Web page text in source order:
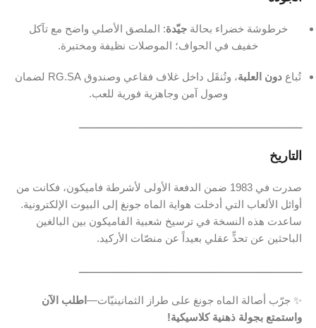
خرطوشة خضراء بحالةجيّدة: الملصق الأصلي واضح مع تآكل
خفيف في الحواف؛ الموصلات نظيفة ومختبرة.
تُباع دون العلبة
، وتُنقَل داخل غلاف فقاعي وصندوق ‎RG.SA‎ لضمان
وصول آمن وجاهزية فورية للعب.
ـــــــــــــــــــــــــــــــــــــــــــــــــــــــــــــــــــــــــــــــ
التاريخ
صدرت في 1983 ضمن الدفعة الأولى لأشرطة فاميكون، فكانت من
أوائل الألعاب التي أدخلت هواية الماه جونغ إلى البيوت الإلكترونية.
ساعدت هذه النسخة في ترسيخ شعبية الفاميكون بين البالغين
الباحثين عن تحدٍّ عقلي بعيداً عن منصّات الأركيد.
ـــــــــــــــــــــــــــــــــــــــــــــــــــــــــــــــــــــــــــــــ
️✨ جرّب أصالة الماه جونغ على طراز الثمانينيّات— اطلب الآن
واستمتع بجولة ذهنية كلاسيكية!